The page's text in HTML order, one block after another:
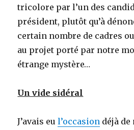
tricolore par l’un des
président, plutôt qu’à
certain nombre de cadres
au projet porté par notre
étrange mystère…
Un vide sidéral
J’avais eul’occasion déjà